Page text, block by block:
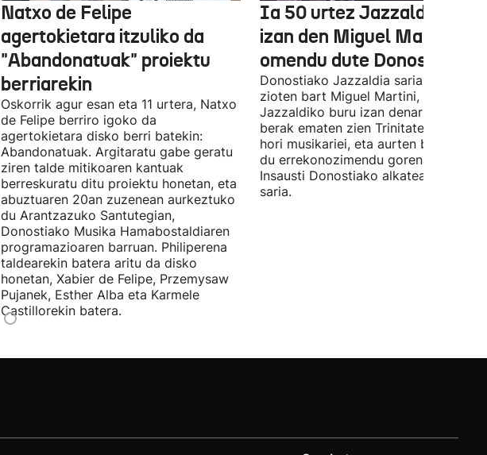
Natxo de Felipe
agertokietara itzuliko da
"Abandonatuak" proiektu
berriarekin
Oskorrik agur esan eta 11 urtera, Natxo
de Felipe berriro igoko da
agertokietara disko berri batekin:
Abandonatuak. Argitaratu gabe geratu
ziren talde mitikoaren kantuak
berreskuratu ditu proiektu honetan, eta
abuztuaren 20an zuzenean aurkeztuko
du Arantzazuko Santutegian,
Donostiako Musika Hamabostaldiaren
programazioaren barruan. Philiperena
taldearekin batera aritu da disko
honetan, Xabier de Felipe, Przemysaw
Pujanek, Esther Alba eta Karmele
Castillorekin batera.
Ia 50 urtez Jazzaldiko
izan den Miguel Martin
omendu dute Donostian
Donostiako Jazzaldia saria eman
zioten bart Miguel Martini, ia 50
Jazzaldiko buru izan denari. Orain
berak ematen zien Trinitate Plazan
hori musikariei, eta aurten berak jaso
du errekonozimendu gorena. Jon
Insausti Donostiako alkateak eman
saria.